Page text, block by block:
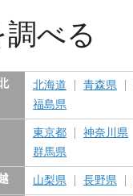
べる
北海道 青森県
福島県
東京都 神奈川県
群馬県
山梨県 長野県